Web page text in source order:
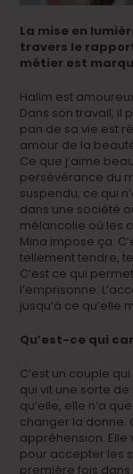
La mise en
travers le
métier est
Halim est
Dans son travail, il
pan de sa vie est
amour de la
Ce que j’aime
persévérance du
suspendu, ce qui
dans une société
mélancolie où les
Mina impose ça.
tellement tendre,
C’est ce qui
l’emprisonne.
jusqu’à ce qu’elle
Qu’est-ce qui
C’est un couple
qui vit une sorte de
qu’elle, elle n’a
changer la donne.
appréhension.
pour accepter les
première fois